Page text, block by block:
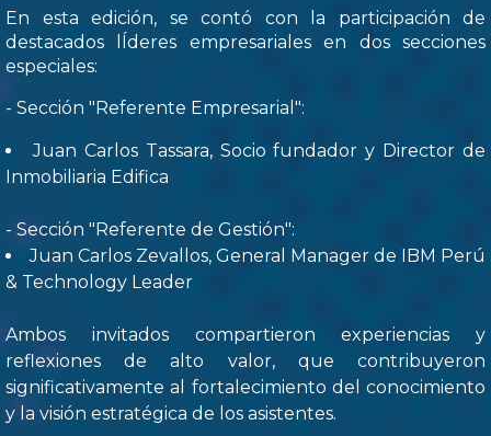
En esta edición, se contó con la participación de
destacados lÍderes empresariales en dos secciones
especiales:
- Sección "Referente Empresarial":
Juan Carlos Tassara, Socio fundador y Director de
Inmobiliaria Edifica
- Sección "Referente de Gestión":
Juan Carlos Zevallos, General Manager de IBM Perú
& Technology Leader
Ambos invitados compartieron experiencias y
reflexiones de alto valor, que contribuyeron
significativamente al fortalecimiento del conocimiento
y la visión estratégica de los asistentes.